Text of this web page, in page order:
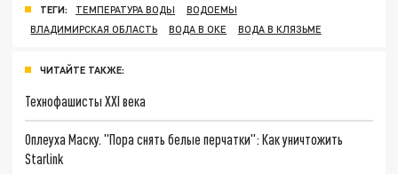
ТЕГИ: ТЕМПЕРАТУРА ВОДЫ
ВОДОЕМЫ
ВЛАДИМИРСКАЯ ОБЛАСТЬ
ВОДА В ОКЕ ВОДА В КЛЯЗЬМЕ
ЧИТАЙТЕ ТАКЖЕ:
Технофашисты XXI века
Оплеуха Маску. "Пора снять белые перчатки": Как уничтожить
Starlink